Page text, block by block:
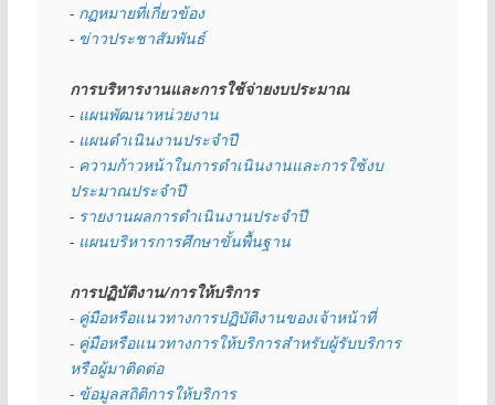
- กฏหมายที่เกี่ยวข้อง
- ข่าวประชาสัมพันธ์
การบริหารงานและการใช้จ่ายงบประมาณ
- แผนพัฒนาหน่วยงาน
- แผนดำเนินงานประจำปี
- ความก้าวหน้าในการดำเนินงานและการใช้งบ
ประมาณประจำปี
- รายงานผลการดำเนินงานประจำปี
- แผนบริหารการศึกษาขั้นพื้นฐาน
การปฏิบัติงาน/การให้บริการ
- คู่มือหรือแนวทางการปฏิบัติงานของเจ้าหน้าที่
- คู่มือหรือแนวทางการให้บริการสำหรับผู้รับบริการ
หรือผู้มาติดต่อ
- ข้อมูลสถิติการให้บริการ